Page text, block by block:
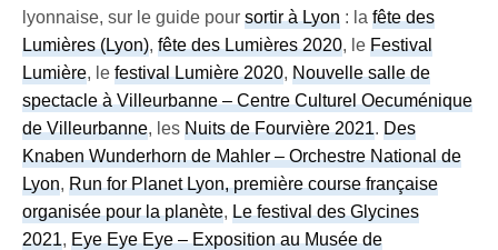
lyonnaise, sur le guide poursortir à Lyon : lafête des
Lumières (Lyon),fête des Lumières 2020, leFestival
Lumière, lefestival Lumière 2020,Nouvelle salle de
spectacle à Villeurbanne – Centre Culturel Oecuménique
de Villeurbanne, lesNuits de Fourvière 2021.Des
Knaben Wunderhorn de Mahler – Orchestre National de
Lyon,Run for Planet Lyon, première course française
organisée pour la planète,Le festival des Glycines
2021,Eye Eye Eye – Exposition au Musée de